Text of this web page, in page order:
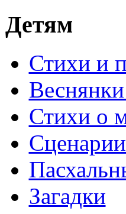
Детям
Стихи и
Стихи о
Загадки